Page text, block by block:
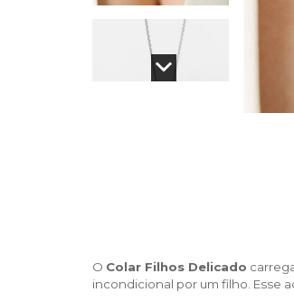
O Colar Filhos Delicado
incondicional por um filho. Esse